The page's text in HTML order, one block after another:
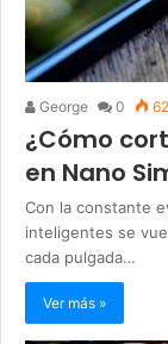
George 0
¿Cómo
en Nano
Con la constante
inteligentes se
cada pulgada…
Ver más »